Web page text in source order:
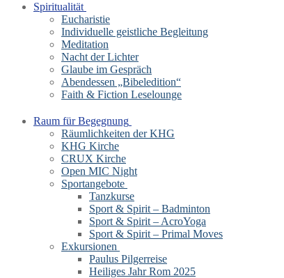
Spiritualität
Eucharistie
Individuelle geistliche Begleitung
Meditation
Nacht der Lichter
Glaube im Gespräch
Abendessen „Bibeledition“
Faith & Fiction Leselounge
Raum für Begegnung
Räumlichkeiten der KHG
KHG Kirche
CRUX Kirche
Open MIC Night
Sportangebote
Tanzkurse
Sport & Spirit – Badminton
Sport & Spirit – AcroYoga
Sport & Spirit – Primal Moves
Exkursionen
Paulus Pilgerreise
Heiliges Jahr Rom 2025